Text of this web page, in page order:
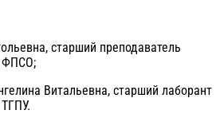
старший преподаватель
ФПСО;
Витальевна, старший лаборант